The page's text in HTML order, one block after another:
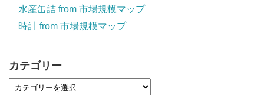
水産缶詰 from 市場規模マップ
時計 from 市場規模マップ
カテゴリー